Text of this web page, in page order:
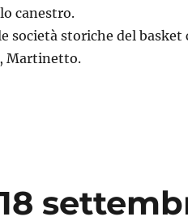
canestro.
società storiche del
Martinetto.